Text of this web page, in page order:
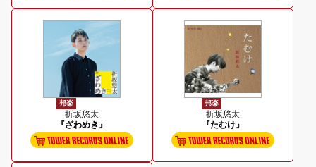
邦楽
折坂悠太
『ざわめき』
邦楽
折坂悠太
『たむけ』